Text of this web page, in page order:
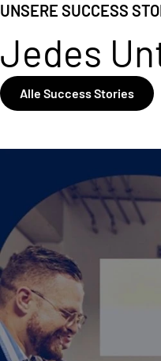
UNSERE SUCCESS
Jedes
Alle Success Stories